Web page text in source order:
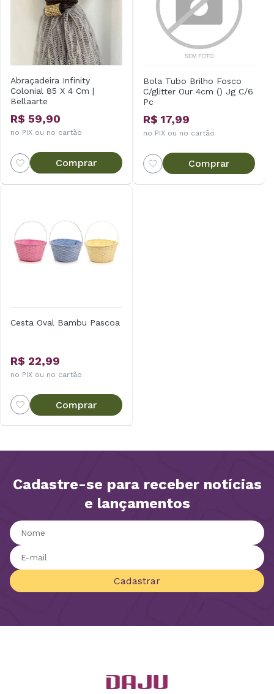
Abraçadeira Infinity
Colonial 85 X 4 Cm |
Bellaarte
R$ 59,90
no PIX ou no cartão
Comprar
Bola Tubo Brilho Fosco
C/glitter Our 4cm () Jg C/6
Pc
R$ 17,99
no PIX ou no cartão
Comprar
Cesta Oval Bambu Pascoa
R$ 22,99
no PIX ou no cartão
Comprar
Cadastre-se para receber notícias
e lançamentos
Cadastrar